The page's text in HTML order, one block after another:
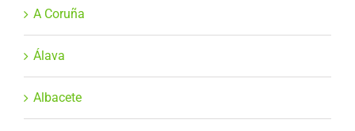
A Coruña
Álava
Albacete